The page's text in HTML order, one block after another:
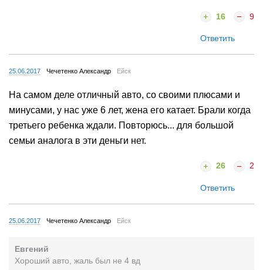
16 9
Ответить
25.06.2017 Чечетенко Александр Ейск
На самом деле отличный авто, со своими плюсами и
минусами, у нас уже 6 лет, жена его катает. Брали когда
третьего ребенка ждали. Повторюсь... для большой
семьи аналога в эти деньги нет.
26 2
Ответить
25.06.2017 Чечетенко Александр Ейск
Евгений
Хороший авто, жаль был не 4 вд